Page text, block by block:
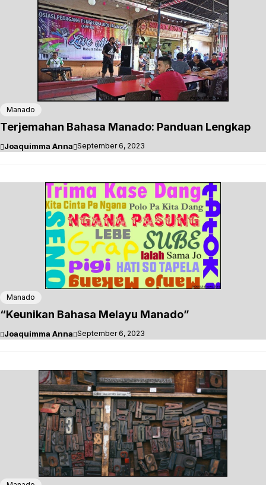
Manado
Terjemahan Bahasa Manado: Panduan Lengkap
Joaquimma Anna September 6, 2023
Manado
“Keunikan Bahasa Melayu Manado”
Joaquimma Anna September 6, 2023